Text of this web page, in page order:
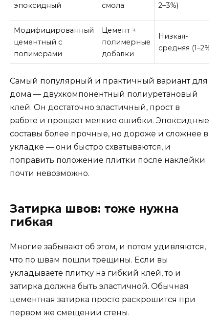
эпоксидный смола 2–3%)
Модифицированный
цементный с
полимерами
Цемент +
полимерные
добавки
Низкая-
средняя (1–2%)
Самый популярный и практичный вариант для
дома — двухкомпонентный полиуретановый
клей. Он достаточно эластичный, прост в
работе и прощает мелкие ошибки. Эпоксидные
составы более прочные, но дороже и сложнее в
укладке — они быстро схватываются, и
поправить положение плитки после наклейки
почти невозможно.
Затирка швов: тоже нужна
гибкая
Многие забывают об этом, и потом удивляются,
что по швам пошли трещины. Если вы
укладываете плитку на гибкий клей, то и
затирка должна быть эластичной. Обычная
цементная затирка просто раскрошится при
первом же смещении стены.